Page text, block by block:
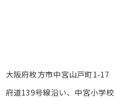
大阪府枚方市中宮山戸町1-17
府道139号線沿い、中宮小学校